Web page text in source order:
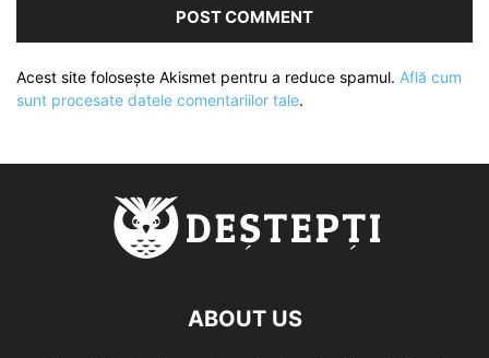
Acest site folosește Akismet pentru a reduce spamul. Află cum
sunt procesate datele comentariilor tale.
ABOUT US